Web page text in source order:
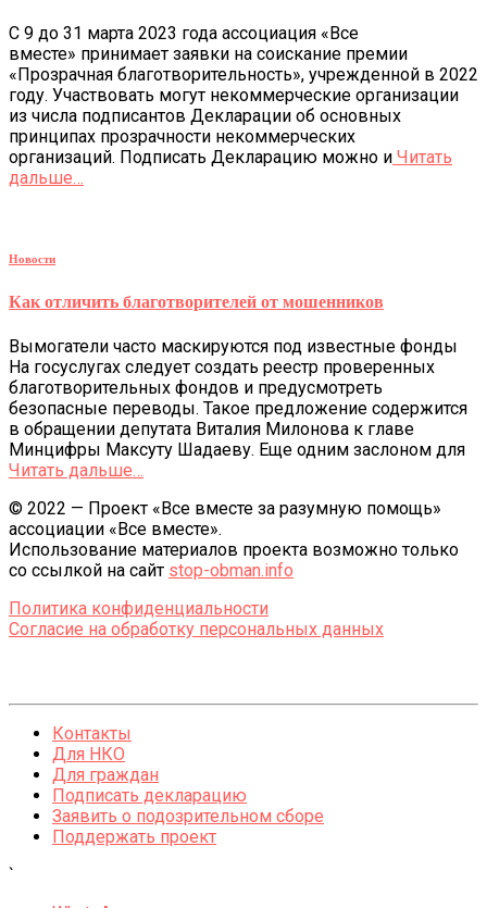
С 9 до 31 марта 2023 года ассоциация «Все
вместе» принимает заявки на соискание премии
«Прозрачная благотворительность», учрежденной в 2022
году. Участвовать могут некоммерческие организации
из числа подписантов Декларации об основных
принципах прозрачности некоммерческих
организаций. Подписать Декларацию можно и Читать
дальше…
Новости
Как отличить благотворителей от мошенников
Вымогатели часто маскируются под известные фонды
На госуслугах следует создать реестр проверенных
благотворительных фондов и предусмотреть
безопасные переводы. Такое предложение содержится
в обращении депутата Виталия Милонова к главе
Минцифры Максуту Шадаеву. Еще одним заслоном для
Читать дальше…
© 2022 — Проект «Все вместе за разумную помощь»
ассоциации «Все вместе».
Использование материалов проекта возможно только
со ссылкой на сайт stop-obman.info
Политика конфиденциальности
Согласие на обработку персональных данных
Контакты
Для НКО
Для граждан
Подписать декларацию
Заявить о подозрительном сборе
Поддержать проект
`